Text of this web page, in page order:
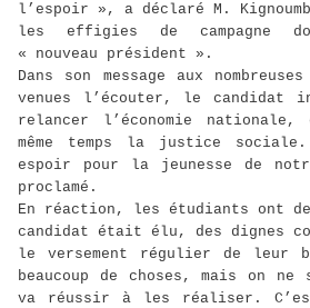
l’espoir », a déclaré M.
les effigies de campagne
« nouveau président ».
Dans son message aux
venues l’écouter, le candidat
relancer l’économie
même temps la justice sociale.
espoir pour la jeunesse de
proclamé.
En réaction, les étudiants ont
candidat était élu, des dignes
le versement régulier de leur
beaucoup de choses, mais on
va réussir à les réaliser. C’est